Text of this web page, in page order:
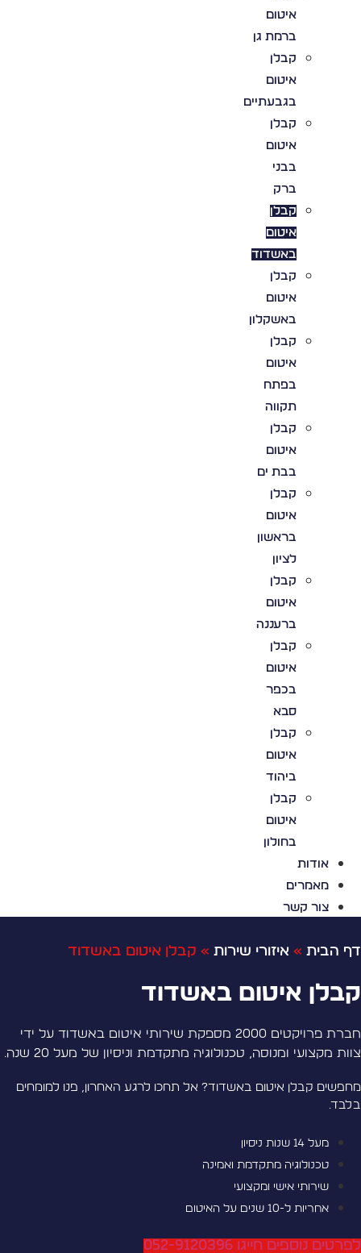
איטום
ברמת גן
קבלן
איטום
בגבעתיים
קבלן
איטום
בבני
ברק
קבלן
איטום
באשדוד
קבלן
איטום
באשקלון
קבלן
איטום
בפתח
תקווה
קבלן
איטום
בבת ים
קבלן
איטום
בראשון
לציון
קבלן
איטום
ברעננה
קבלן
איטום
בכפר
סבא
קבלן
איטום
ביהוד
קבלן
איטום
בחולון
אודות
מאמרים
צור קשר
הבית» איזורי שירות» קבלן איטום באשדוד
איטום באשדוד
חברת פרויקטים 2000 מספקת שירותי איטום באשדוד על ידי
מקצועי ומנוסה, טכנולוגיה מתקדמת וניסיון של מעל 20 שנה.
קבלן איטום באשדוד? אל תחכו לרגע האחרון, פנו למומחים
מעל 14 שנות ניסיון
טכנולוגיה מתקדמת ואמינה
שירותי אישי ומקצועי
אחריות ל-10 שנים על האיטום
נוספים חייגו 052-9120396